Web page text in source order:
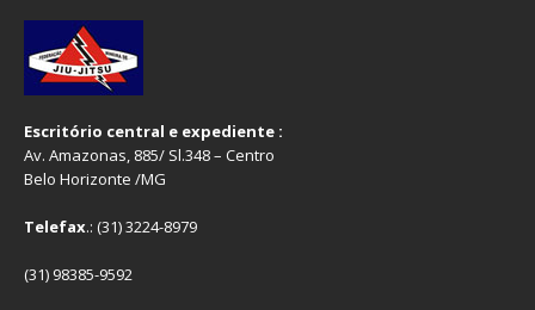
Escritório central e expediente :
Av. Amazonas, 885/ Sl.348 – Centro
Belo Horizonte /MG
Telefax.: (31) 3224-8979
(31) 98385-9592